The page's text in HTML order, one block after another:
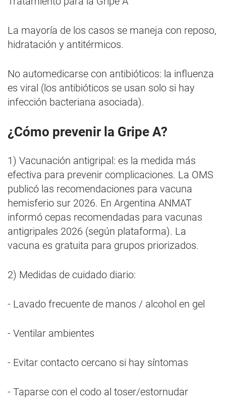
La mayoría de los casos se maneja con reposo,
hidratación y antitérmicos.
No automedicarse con antibióticos: la influenza
es viral (los antibióticos se usan solo si hay
infección bacteriana asociada).
¿Cómo prevenir la Gripe A?
1) Vacunación antigripal: es la medida más
efectiva para prevenir complicaciones. La OMS
publicó las recomendaciones para vacuna
hemisferio sur 2026. En Argentina ANMAT
informó cepas recomendadas para vacunas
antigripales 2026 (según plataforma). La
vacuna es gratuita para grupos priorizados.
2) Medidas de cuidado diario:
- Lavado frecuente de manos / alcohol en gel
- Ventilar ambientes
- Evitar contacto cercano si hay síntomas
- Taparse con el codo al toser/estornudar